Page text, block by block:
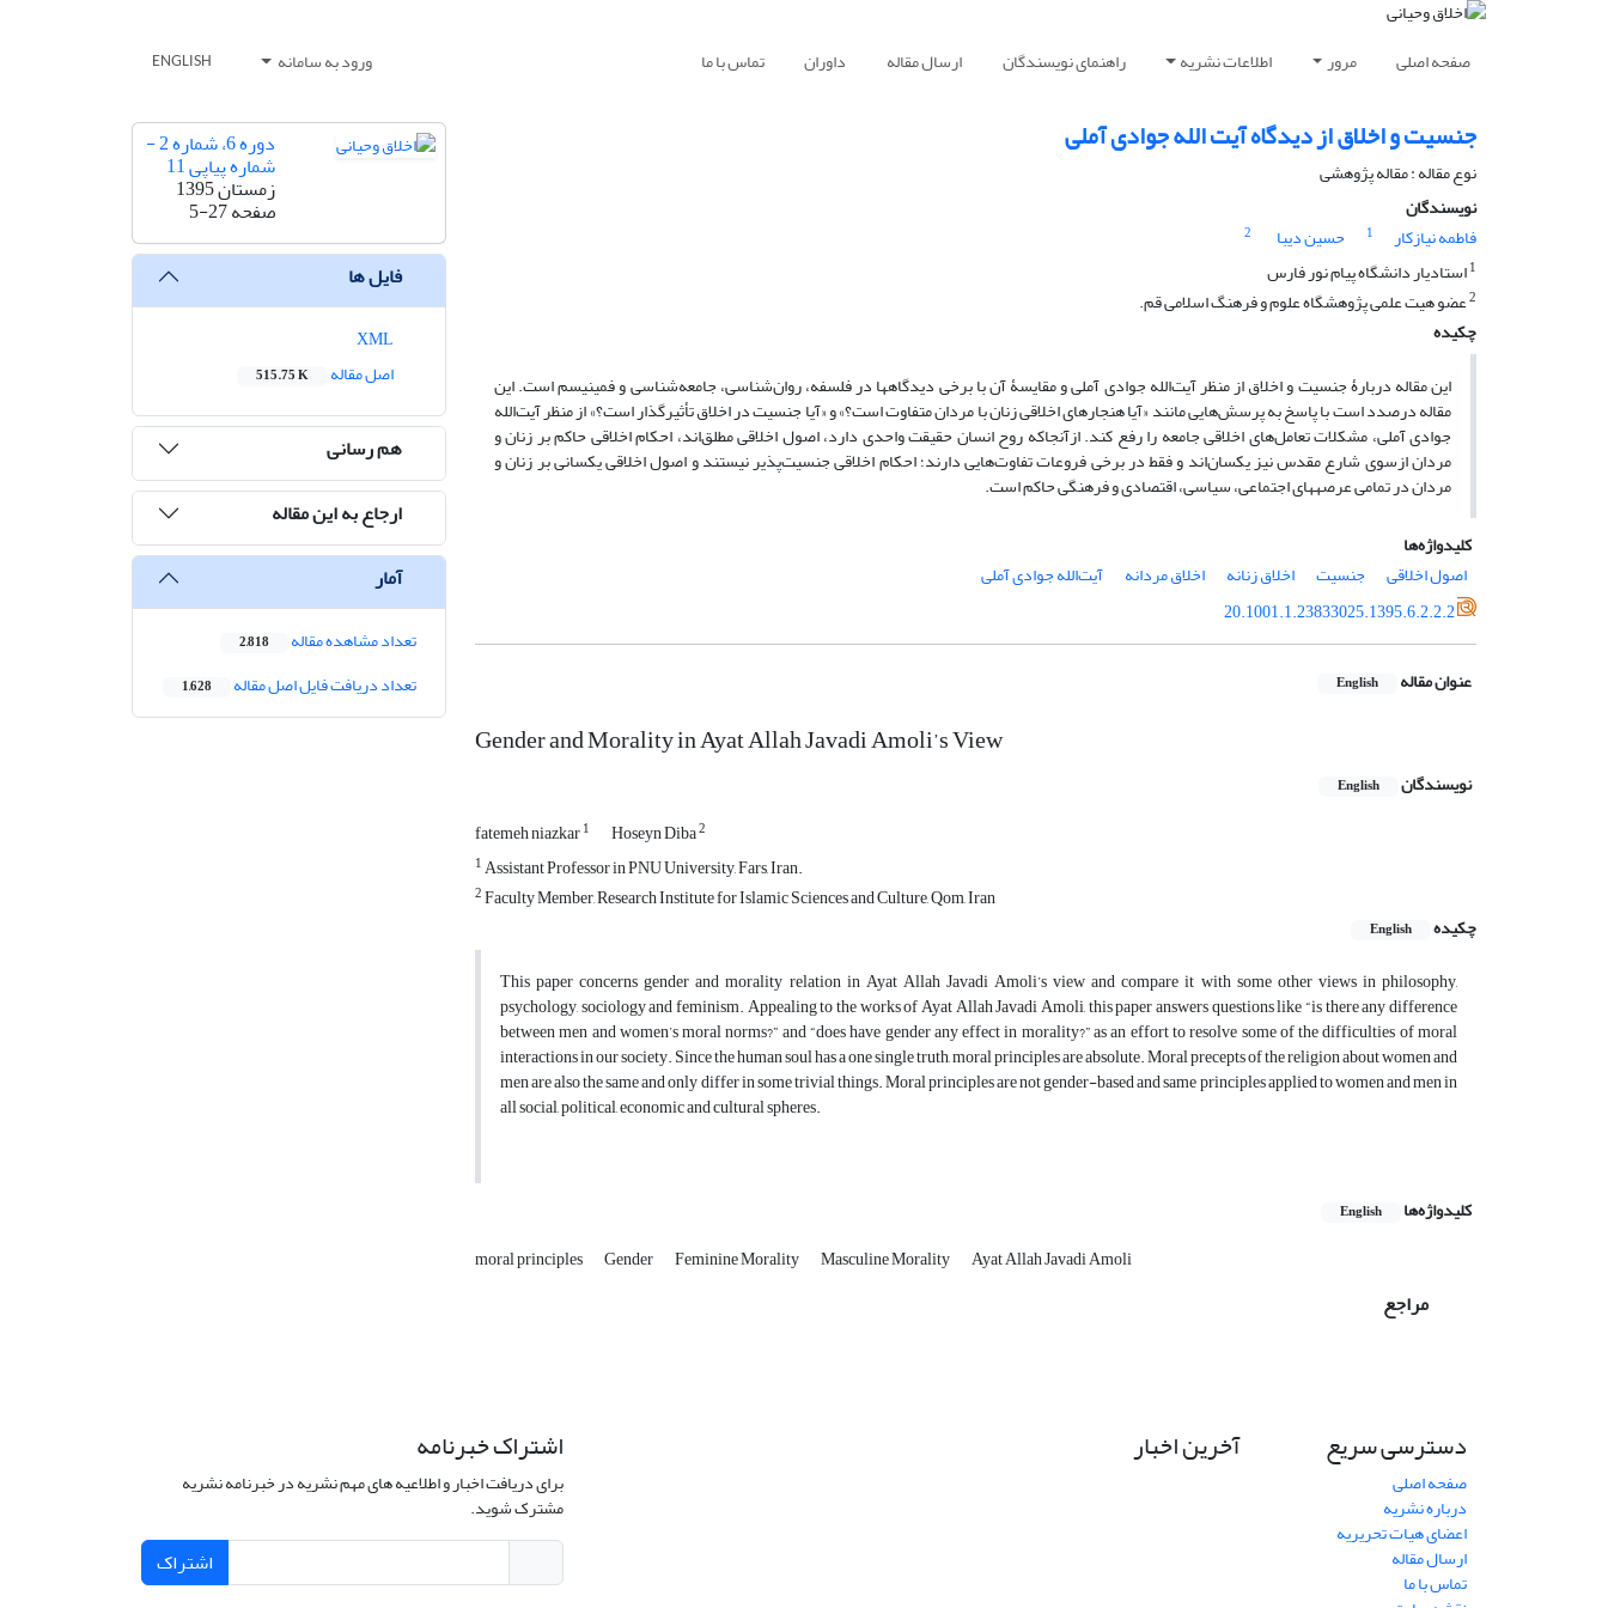
صفحه اصلی مرور اطلاعات نشریه راهنمای نویسندگان ارسال مقاله داوران تماس با ما ورود به سامانه ENGLISH
جنسیت و اخلاق از دیدگاه آیت الله جوادی آملی
نوع مقاله : مقاله پژوهشی
نویسندگان
فاطمه نیازکار
1 حسین دیبا
2
1استادیار دانشگاه پیام نور فارس
2عضو هیت علمی پژوهشگاه علوم و فرهنگ اسلامی قم.
چکیده
این مقاله دربارۀ جنسیت و اخلاق از منظر آیت‌الله جوادی آملی و مقایسۀ آن با برخی دیدگاه‎ها در فلسفه، روان‌شناسی، جامعه‌شناسی و فمینیسم است. این
مقاله درصدد است با پاسخ به پرسش‌هایی مانند «آیا هنجارهای اخلاقی زنان با مردان متفاوت است؟» و «آیا جنسیت در اخلاق تأثیرگذار است؟» از منظر آیت‌الله
جوادی آملی، مشکلات تعامل‌های اخلاقی جامعه را رفع کند. ازآنجاکه روح انسان حقیقت واحدی دارد، اصول اخلاقی مطلق‌اند، احکام اخلاقی حاکم بر زنان و
مردان ازسوی شارع مقدس نیز یکسان‌اند و فقط در برخی فروعات تفاوت‌هایی دارند؛ احکام اخلاقی جنسیت‌پذیر نیستند و اصول اخلاقی یکسانی بر زنان و
مردان در تمامی عرصههای اجتماعی، سیاسی، اقتصادی و فرهنگی حاکم است.
کلیدواژه‌ها
اصول اخلاقی
جنسیت اخلاق زنانه اخلاق مردانه
آیت‌الله جوادی آملی
20.1001.1.23833025.1395.6.2.2.2
عنوان مقاله English
Gender and Morality in Ayat Allah Javadi Amoli’s View
نویسندگان English
fatemeh niazkar1 Hoseyn Diba2
1Assistant Professor in PNU University, Fars, Iran.
2Faculty Member, Research Institute for Islamic Sciences and Culture, Qom, Iran
چکیده
English
This paper concerns gender and morality relation in Ayat Allah Javadi Amoli’s view and compare it with some other views in philosophy,
psychology, sociology and feminism. Appealing to the works of Ayat Allah Javadi Amoli, this paper answers questions like “is there any difference
between men and women’s moral norms?” and “does have gender any effect in morality?” as an effort to resolve some of the difficulties of moral
interactions in our society. Since the human soul has a one single truth, moral principles are absolute. Moral precepts of the religion about women and
men are also the same and only differ in some trivial things. Moral principles are not gender-based and same principles applied to women and men in
all social, political, economic and cultural spheres.
کلیدواژه‌ها English
moral principles Gender Feminine Morality Masculine Morality Ayat Allah Javadi Amoli
مراجع
دوره 6، شماره 2 -
شماره پیاپی 11
زمستان 1395
صفحه5-27
فایل ها
اصل مقاله
515.75 K
هم رسانی
ارجاع به این مقاله
آمار
تعداد مشاهده مقاله 2,818
تعداد دریافت فایل اصل مقاله 1,628
دسترسی سریع
صفحه اصلی
درباره نشریه
اعضای هیات تحریریه
ارسال مقاله
تماس با ما
آخرین اخبار اشتراک خبرنامه
برای دریافت اخبار و اطلاعیه های مهم نشریه در خبرنامه نشریه
مشترک شوید.
اشتراک